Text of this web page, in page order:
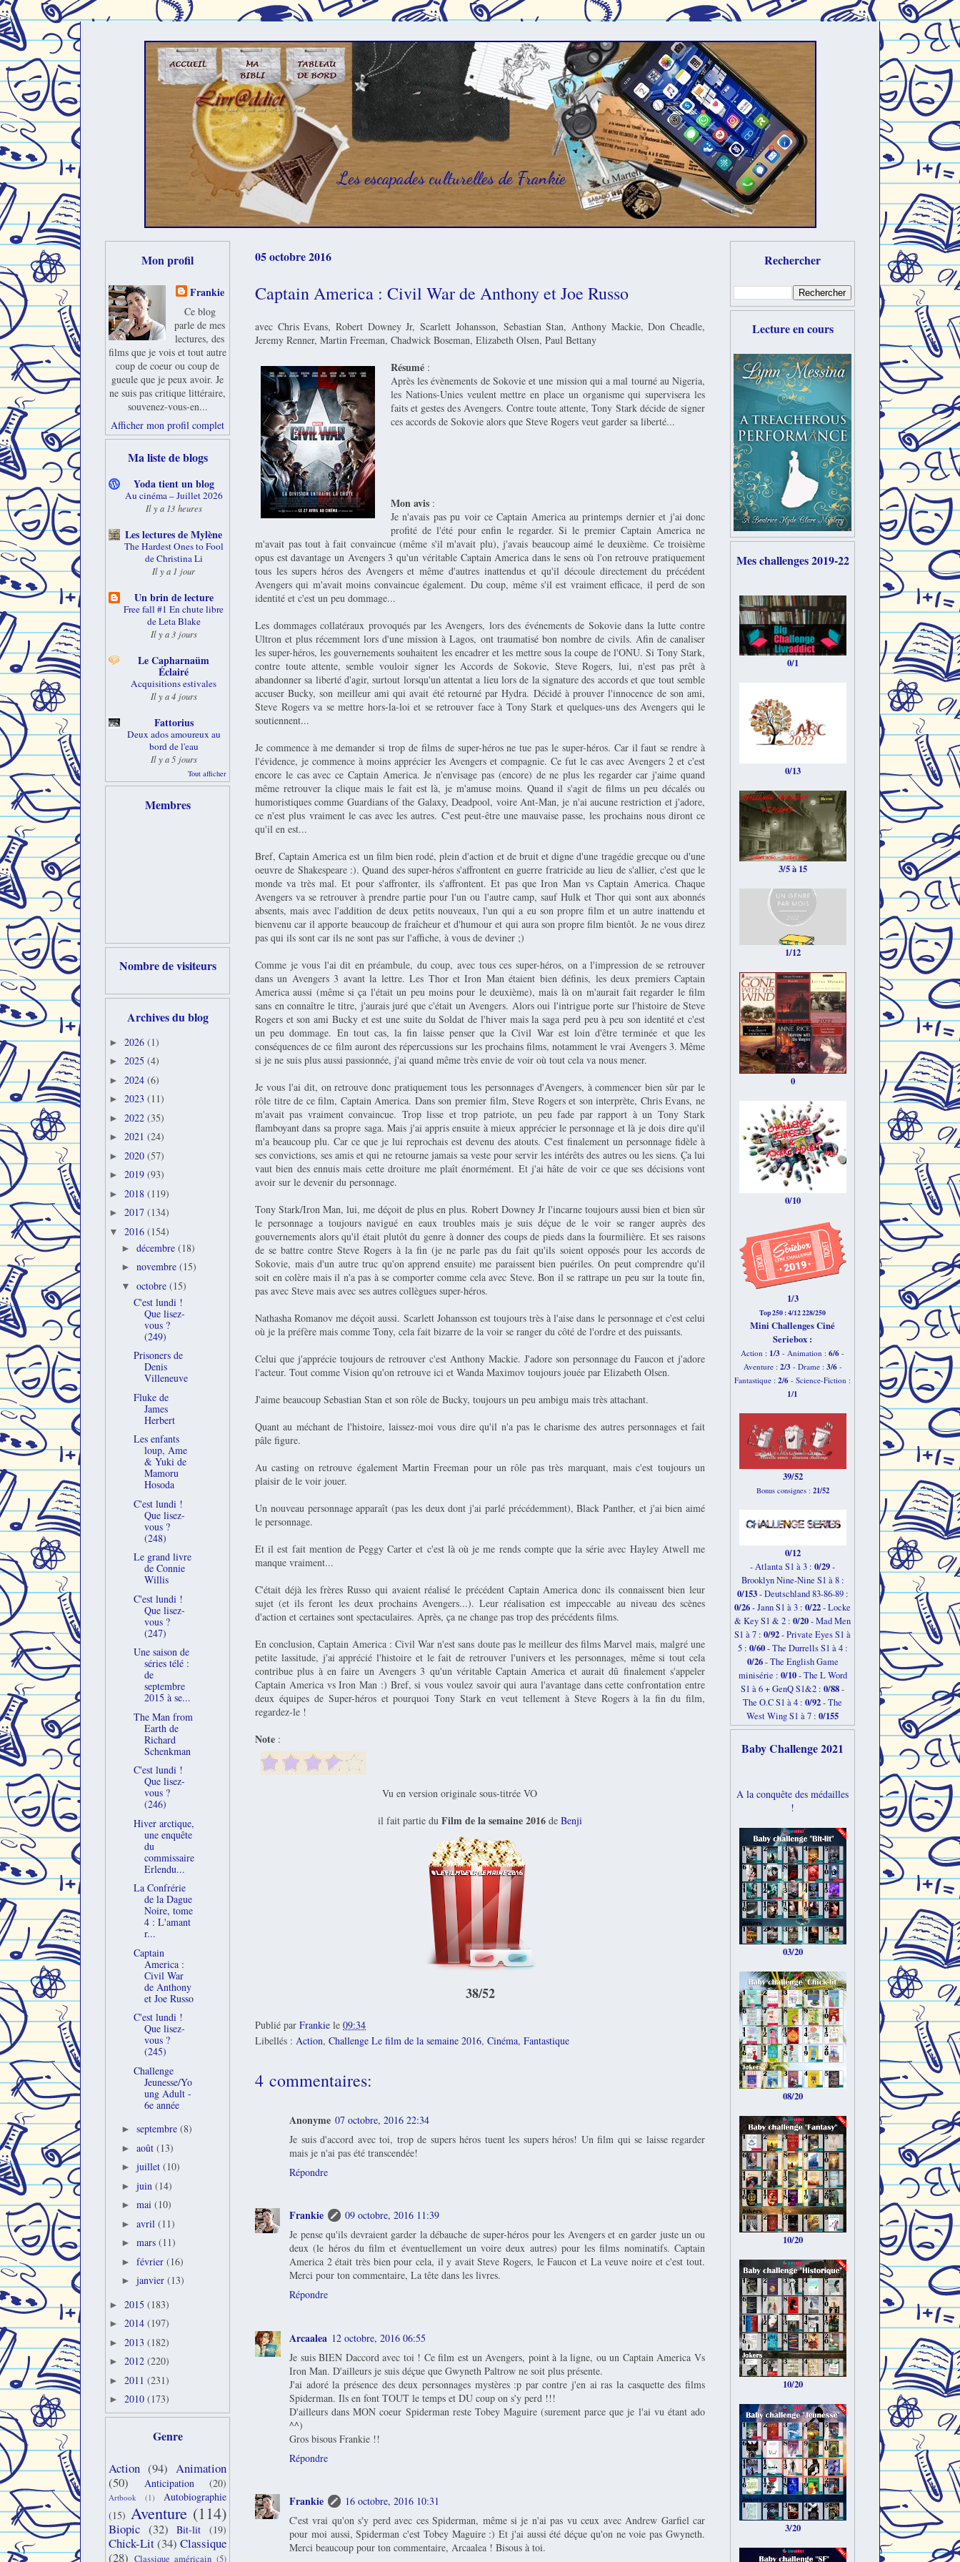
Les escapades culturelles de Frankie
05 octobre 2016
Captain America : Civil War de Anthony et Joe Russo
avec Chris Evans, Robert Downey Jr, Scarlett Johansson, Sebastian Stan, Anthony Mackie, Don Cheadle,
Jeremy Renner, Martin Freeman, Chadwick Boseman, Elizabeth Olsen, Paul Bettany
Résumé :
Après les évènements de Sokovie et une mission qui a mal tourné au Nigeria,
les Nations-Unies veulent mettre en place un organisme qui supervisera les
faits et gestes des Avengers. Contre toute attente, Tony Stark décide de signer
ces accords de Sokovie alors que Steve Rogers veut garder sa liberté...
Mon avis :
Je n'avais pas pu voir ce Captain America au printemps dernier et j'ai donc
profité de l'été pour enfin le regarder. Si le premier Captain America ne
m'avait pas tout à fait convaincue (même s'il m'avait plu), j'avais beaucoup aimé le deuxième. Ce troisième
opus est davantage un Avengers 3 qu'un véritable Captain America dans le sens où l'on retrouve pratiquement
tous les supers héros des Avengers et même d'autres inattendus et qu'il découle directement du précédent
Avengers qui m'avait moins convaincue également. Du coup, même s'il est vraiment efficace, il perd de son
identité et c'est un peu dommage...
Les dommages collatéraux provoqués par les Avengers, lors des événements de Sokovie dans la lutte contre
Ultron et plus récemment lors d'une mission à Lagos, ont traumatisé bon nombre de civils. Afin de canaliser
les super-héros, les gouvernements souhaitent les encadrer et les mettre sous la coupe de l'ONU. Si Tony Stark,
contre toute attente, semble vouloir signer les Accords de Sokovie, Steve Rogers, lui, n'est pas prêt à
abandonner sa liberté d'agir, surtout lorsqu'un attentat a lieu lors de la signature des accords et que tout semble
accuser Bucky, son meilleur ami qui avait été retourné par Hydra. Décidé à prouver l'innocence de son ami,
Steve Rogers va se mettre hors-la-loi et se retrouver face à Tony Stark et quelques-uns des Avengers qui le
soutiennent...
Je commence à me demander si trop de films de super-héros ne tue pas le super-héros. Car il faut se rendre à
l'évidence, je commence à moins apprécier les Avengers et compagnie. Ce fut le cas avec Avengers 2 et c'est
encore le cas avec ce Captain America. Je n'envisage pas (encore) de ne plus les regarder car j'aime quand
même retrouver la clique mais le fait est là, je m'amuse moins. Quand il s'agit de films un peu décalés ou
humoristiques comme Guardians of the Galaxy, Deadpool, voire Ant-Man, je n'ai aucune restriction et j'adore,
ce n'est plus vraiment le cas avec les autres. C'est peut-être une mauvaise passe, les prochains nous diront ce
qu'il en est...
Bref, Captain America est un film bien rodé, plein d'action et de bruit et digne d'une tragédie grecque ou d'une
oeuvre de Shakespeare :). Quand des super-héros s'affrontent en guerre fratricide au lieu de s'allier, c'est que le
monde va très mal. Et pour s'affronter, ils s'affrontent. Et pas que Iron Man vs Captain America. Chaque
Avengers va se retrouver à prendre partie pour l'un ou l'autre camp, sauf Hulk et Thor qui sont aux abonnés
absents, mais avec l'addition de deux petits nouveaux, l'un qui a eu son propre film et un autre inattendu et
bienvenu car il apporte beaucoup de fraîcheur et d'humour et qui aura son propre film bientôt. Je ne vous direz
pas qui ils sont car ils ne sont pas sur l'affiche, à vous de deviner ;)
Comme je vous l'ai dit en préambule, du coup, avec tous ces super-héros, on a l'impression de se retrouver
dans un Avengers 3 avant la lettre. Les Thor et Iron Man étaient bien définis, les deux premiers Captain
America aussi (même si ça l'était un peu moins pour le deuxième), mais là on m'aurait fait regarder le film
sans en connaître le titre, j'aurais juré que c'était un Avengers. Alors oui l'intrigue porte sur l'histoire de Steve
Rogers et son ami Bucky et est une suite du Soldat de l'hiver mais la saga perd peu à peu son identité et c'est
un peu dommage. En tout cas, la fin laisse penser que la Civil War est loin d'être terminée et que les
conséquences de ce film auront des répercussions sur les prochains films, notamment le vrai Avengers 3. Même
si je ne suis plus aussi passionnée, j'ai quand même très envie de voir où tout cela va nous mener.
Je vous l'ai dit, on retrouve donc pratiquement tous les personnages d'Avengers, à commencer bien sûr par le
rôle titre de ce film, Captain America. Dans son premier film, Steve Rogers et son interprète, Chris Evans, ne
m'avait pas vraiment convaincue. Trop lisse et trop patriote, un peu fade par rapport à un Tony Stark
flamboyant dans sa propre saga. Mais j'ai appris ensuite à mieux apprécier le personnage et là je dois dire qu'il
m'a beaucoup plu. Car ce que je lui reprochais est devenu des atouts. C'est finalement un personnage fidèle à
ses convictions, ses amis et qui ne retourne jamais sa veste pour servir les intérêts des autres ou les siens. Ça lui
vaut bien des ennuis mais cette droiture me plaît énormément. Et j'ai hâte de voir ce que ses décisions vont
avoir sur le devenir du personnage.
Tony Stark/Iron Man, lui, me déçoit de plus en plus. Robert Downey Jr l'incarne toujours aussi bien et bien sûr
le personnage a toujours navigué en eaux troubles mais je suis déçue de le voir se ranger auprès des
gouvernements alors qu'il était plutôt du genre à donner des coups de pieds dans la fourmilière. Et ses raisons
de se battre contre Steve Rogers à la fin (je ne parle pas du fait qu'ils soient opposés pour les accords de
Sokovie, mais d'un autre truc qu'on apprend ensuite) me paraissent bien puériles. On peut comprendre qu'il
soit en colère mais il n'a pas à se comporter comme cela avec Steve. Bon il se rattrape un peu sur la toute fin,
pas avec Steve mais avec ses autres collègues super-héros.
Nathasha Romanov me déçoit aussi. Scarlett Johansson est toujours très à l'aise dans le personnage et c'est celui
où je la préfère mais comme Tony, cela fait bizarre de la voir se ranger du côté de l'ordre et des puissants.
Celui que j'apprécie toujours de retrouver c'est Anthony Mackie. J'adore son personnage du Faucon et j'adore
l'acteur. Tout comme Vision qu'on retrouve ici et Wanda Maximov toujours jouée par Elizabeth Olsen.
J'aime beaucoup Sebastian Stan et son rôle de Bucky, toujours un peu ambigu mais très attachant.
Quant au méchant de l'histoire, laissez-moi vous dire qu'il n'a pas le charisme des autres personnages et fait
pâle figure.
Au casting on retrouve également Martin Freeman pour un rôle pas très marquant, mais c'est toujours un
plaisir de le voir jouer.
Un nouveau personnage apparaît (pas les deux dont j'ai parlé précédemment), Black Panther, et j'ai bien aimé
le personnage.
Et il est fait mention de Peggy Carter et c'est là où je me rends compte que la série avec Hayley Atwell me
manque vraiment...
C'était déjà les frères Russo qui avaient réalisé le précédent Captain America donc ils connaissent bien leur
sujet (et ils feront les deux prochains Avengers...). Leur réalisation est impeccable au niveau des scènes
d'action et certaines sont spectaculaires. Après, ça ne change pas trop des précédents films.
En conclusion, Captain America : Civil War n'est sans doute pas le meilleur des films Marvel mais, malgré une
petite lassitude, j'ai apprécié l'histoire et le fait de retrouver l'univers et les personnages, même si tout cela
contribue plus à en faire un Avengers 3 qu'un véritable Captain America et aurait dû finalement s'appeler
Captain America vs Iron Man :) Bref, si vous voulez savoir qui aura l'avantage dans cette confrontation entre
deux équipes de Super-héros et pourquoi Tony Stark en veut tellement à Steve Rogers à la fin du film,
regardez-le !
Note :
Vu en version originale sous-titrée VO
il fait partie du Film de la semaine 2016 de Benji
38/52
Publié par Frankie le 09:34
Libellés : Action, Challenge Le film de la semaine 2016, Cinéma, Fantastique
4 commentaires:
Anonyme 07 octobre, 2016 22:34
Je suis d'accord avec toi, trop de supers héros tuent les supers héros! Un film qui se laisse regarder
mais je n'ai pas été transcendée!
Répondre
Frankie
09 octobre, 2016 11:39
Je pense qu'ils devraient garder la débauche de super-héros pour les Avengers et en garder juste un ou
deux (le héros du film et éventuellement un voire deux autres) pour les films nominatifs. Captain
America 2 était très bien pour cela, il y avait Steve Rogers, le Faucon et La veuve noire et c'est tout.
Merci pour ton commentaire, La tête dans les livres.
Répondre
Arcaalea 12 octobre, 2016 06:55
Je suis BIEN Daccord avec toi ! Ce film est un Avengers, point à la ligne, ou un Captain America Vs
Iron Man. D'ailleurs je suis déçue que Gwyneth Paltrow ne soit plus présente.
J'ai adoré la présence des deux personnages mystères :p par contre j'en ai ras la casquette des films
Spiderman. Ils en font TOUT le temps et DU coup on s'y perd !!!
D'ailleurs dans MON coeur Spiderman reste Tobey Maguire (surement parce que je l'ai vu étant ado
^^)
Gros bisous Frankie !!
Répondre
Frankie
16 octobre, 2016 10:31
C'est vrai qu'on s'y perd avec ces Spiderman, même si je n'ai pas vu ceux avec Andrew Garfiel car
pour moi aussi, Spiderman c'est Tobey Maguire :) Et j'ai aussi été déçue qu'on ne voie pas Gwyneth.
Merci beaucoup pour ton commentaire, Arcaalea ! Bisous à toi.
Mon profil
Frankie
Ce blog
parle de mes
lectures, des
films que je vois et tout autre
coup de coeur ou coup de
gueule que je peux avoir. Je
ne suis pas critique littéraire,
souvenez-vous-en...
Afficher mon profil complet
Ma liste de blogs
Yoda tient un blog
Au cinéma – Juillet 2026
Il y a 13 heures
Les lectures de Mylène
The Hardest Ones to Fool
de Christina Li
Il y a 1 jour
Un brin de lecture
Free fall #1 En chute libre
de Leta Blake
Il y a 3 jours
Le Capharnaüm
Éclairé
Acquisitions estivales
Il y a 4 jours
Fattorius
Deux ados amoureux au
bord de l'eau
Il y a 5 jours
Tout afficher
Membres
Nombre de visiteurs
Archives du blog
► 2026 (1)
► 2025 (4)
► 2024 (6)
► 2023 (11)
► 2022 (35)
► 2021 (24)
► 2020 (57)
► 2019 (93)
► 2018 (119)
► 2017 (134)
▼ 2016 (154)
► décembre (18)
► novembre (15)
▼ octobre (15)
C'est lundi !
Que lisez-
vous ?
(249)
Prisoners de
Denis
Villeneuve
Fluke de
James
Herbert
Les enfants
loup, Ame
& Yuki de
Mamoru
Hosoda
C'est lundi !
Que lisez-
vous ?
(248)
Le grand livre
de Connie
Willis
C'est lundi !
Que lisez-
vous ?
(247)
Une saison de
séries télé :
de
septembre
2015 à se...
The Man from
Earth de
Richard
Schenkman
C'est lundi !
Que lisez-
vous ?
(246)
Hiver arctique,
une enquête
du
commissaire
Erlendu...
La Confrérie
de la Dague
Noire, tome
4 : L'amant
r...
Captain
America :
Civil War
de Anthony
et Joe Russo
C'est lundi !
Que lisez-
vous ?
(245)
Challenge
Jeunesse/Yo
ung Adult -
6e année
► septembre (8)
► août (13)
► juillet (10)
► juin (14)
► mai (10)
► avril (11)
► mars (11)
► février (16)
► janvier (13)
► 2015 (183)
► 2014 (197)
► 2013 (182)
► 2012 (220)
► 2011 (231)
► 2010 (173)
Genre
Action (94) Animation
(50)
Anticipation (20)
Artbook (1)
Autobiographie
(15) Aventure (114)
Biopic (32) Bit-lit (19)
Chick-Lit(34) Classique
(28) Classique américain (5)
Rechercher
Lecture en cours
Mes challenges 2019-22
0/1
0/13
3/5 à 15
1/12
0
0/10
1/3
Top 250 : 4/12 228/250
Mini Challenges Ciné
Seriebox :
Action : 1/3 - Animation : 6/6 -
Aventure : 2/3- Drame : 3/6-
Fantastique : 2/6 - Science-Fiction :
1/1
39/52
Bonus consignes : 21/52
0/12
- Atlanta S1 à 3 : 0/29-
Brooklyn Nine-Nine S1 à 8 :
0/153- Deutschland 83-86-89 :
0/26-Jann S1 à 3 : 0/22- Locke
& Key S1 & 2 : 0/20- Mad Men
S1 à 7 : 0/92- Private Eyes S1 à
5 : 0/60- The Durrells S1 à 4 :
0/26- The English Game
minisérie : 0/10- The L Word
S1 à 6 + GenQ S1&2 : 0/88-
The O.C S1 à 4 : 0/92- The
West Wing S1 à 7 : 0/155
Baby Challenge 2021
A la conquête des médailles
!
03/20
08/20
10/20
10/20
3/20